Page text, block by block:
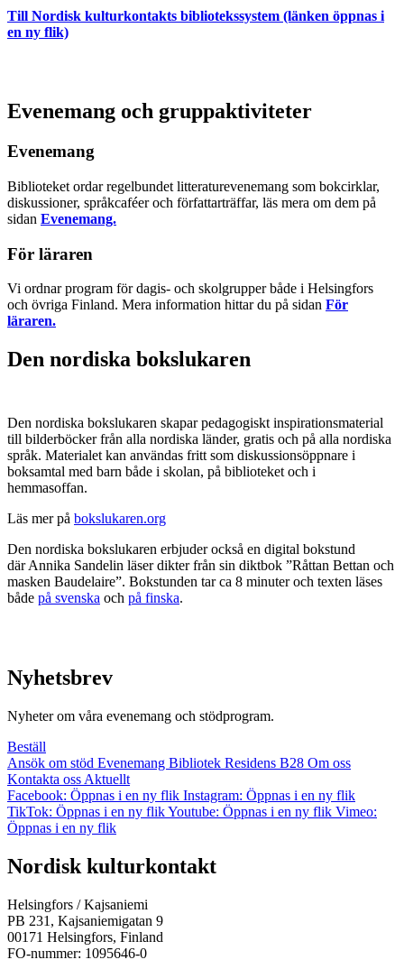
Till Nordisk kulturkontakts bibliotekssystem (länken öppnas i
en ny flik)
Evenemang och gruppaktiviteter
Evenemang
Biblioteket ordar regelbundet litteraturevenemang som bokcirklar,
diskussioner, språkcaféer och författarträffar, läs mera om dem på
sidan Evenemang.
För läraren
Vi ordnar program för dagis- och skolgrupper både i Helsingfors
och övriga Finland. Mera information hittar du på sidan För
läraren.
Den nordiska bokslukaren
Den nordiska bokslukaren skapar pedagogiskt inspirationsmaterial
till bilderböcker från alla nordiska länder, gratis och på alla nordiska
språk. Materialet kan användas fritt som diskussionsöppnare i
boksamtal med barn både i skolan, på biblioteket och i
hemmasoffan.
Läs mer på bokslukaren.org
Den nordiska bokslukaren erbjuder också en digital bokstund
där Annika Sandelin läser dikter från sin diktbok ”Råttan Bettan och
masken Baudelaire”. Bokstunden tar ca 8 minuter och texten läses
både på svenska och på finska.
Nyhetsbrev
Nyheter om våra evenemang och stödprogram.
Beställ
Ansök om stöd Evenemang Bibliotek Residens B28 Om oss
Kontakta oss Aktuellt
Facebook: Öppnas i en ny flik Instagram: Öppnas i en ny flik
TikTok: Öppnas i en ny flikYoutube: Öppnas i en ny flik Vimeo:
Öppnas i en ny flik
Nordisk kulturkontakt
Helsingfors / Kajsaniemi
PB 231, Kajsaniemigatan 9
00171 Helsingfors, Finland
FO-nummer: 1095646-0